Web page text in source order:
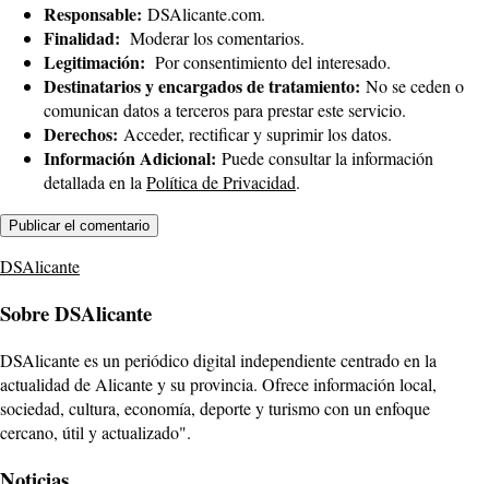
Responsable: DSAlicante.com.
Finalidad: Moderar los comentarios.
Legitimación: Por consentimiento del interesado.
Destinatarios y encargados de tratamiento: No se ceden o
comunican datos a terceros para prestar este servicio.
Derechos: Acceder, rectificar y suprimir los datos.
Información Adicional: Puede consultar la información
detallada en laPolítica de Privacidad.
DSAlicante
Sobre DSAlicante
DSAlicante es un periódico digital independiente centrado en la
actualidad de Alicante y su provincia. Ofrece información local,
sociedad, cultura, economía, deporte y turismo con un enfoque
cercano, útil y actualizado".